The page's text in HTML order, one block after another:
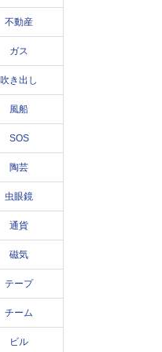
不動産
ガス
吹き出し
風船
SOS
陶芸
虫眼鏡
通貨
磁気
テープ
チーム
ビル